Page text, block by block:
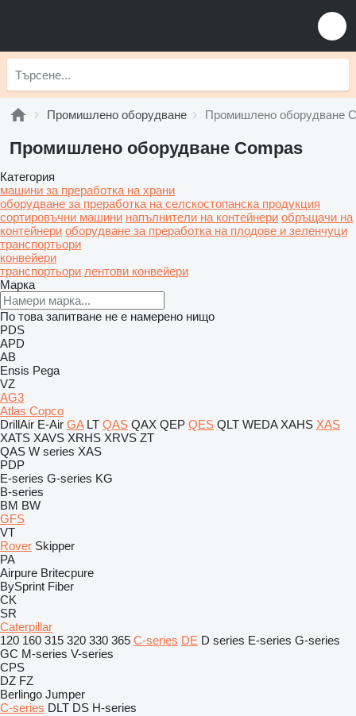
Промишлено оборудване Промишлено оборудване
Промишлено оборудване Compas
Категория
машини за преработка на храни
оборудване за преработка на селскостопанска продукция
сортировъчни машини напълнители на контейнери обръщачи на
контейнери оборудване за преработка на плодове и зеленчуци
транспортьори
конвейери
транспортьори лентови конвейери
Марка
По това запитване не е намерено нищо
PDS
APD
AB
Ensis Pega
VZ
AG3
Atlas Copco
DrillAir E-Air GA LT QAS QAX QEP QES QLT WEDA XAHS XAS
XATS XAVS XRHS XRVS ZT
QAS W series XAS
PDP
E-series G-series KG
B-series
BM BW
GFS
VT
Rover Skipper
PA
Airpure Britecpure
BySprint Fiber
CK
SR
Caterpillar
120 160 315 320 330 365 C-series DE D series E-series G-series
GC M-series V-series
CPS
DZ FZ
Berlingo Jumper
C-series DLT DS H-series